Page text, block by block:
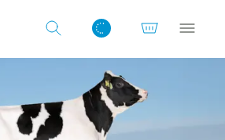
med det samme